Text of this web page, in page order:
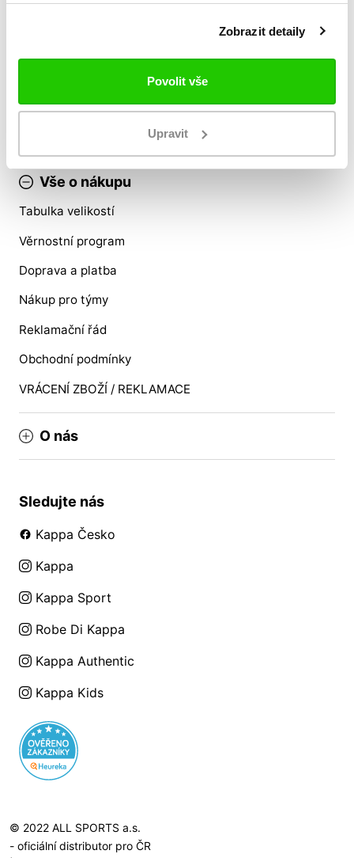
Zobrazit detaily
Povolit vše
Upravit
Slabyhoudova@allsports.cz
Vše o nákupu
Tabulka velikostí
Věrnostní program
Doprava a platba
Nákup pro týmy
Reklamační řád
Obchodní podmínky
VRÁCENÍ ZBOŽÍ / REKLAMACE
O nás
Sledujte nás
Kappa Česko
Kappa
Kappa Sport
Robe Di Kappa
Kappa Authentic
Kappa Kids
© 2022 ALL SPORTS a.s.
- oficiální distributor pro ČR